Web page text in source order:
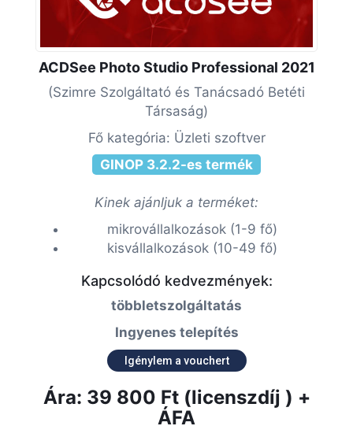
ACDSee Photo Studio Professional 2021
(Szimre Szolgáltató és Tanácsadó Betéti
Társaság)
Fő kategória: Üzleti szoftver
GINOP 3.2.2-es termék
Kinek ajánljuk a terméket:
mikrovállalkozások (1-9 fő)
kisvállalkozások (10-49 fő)
Kapcsolódó kedvezmények:
többletszolgáltatás
Ingyenes telepítés
Igénylem a vouchert
Ára: 39 800 Ft (licenszdíj ) +
ÁFA